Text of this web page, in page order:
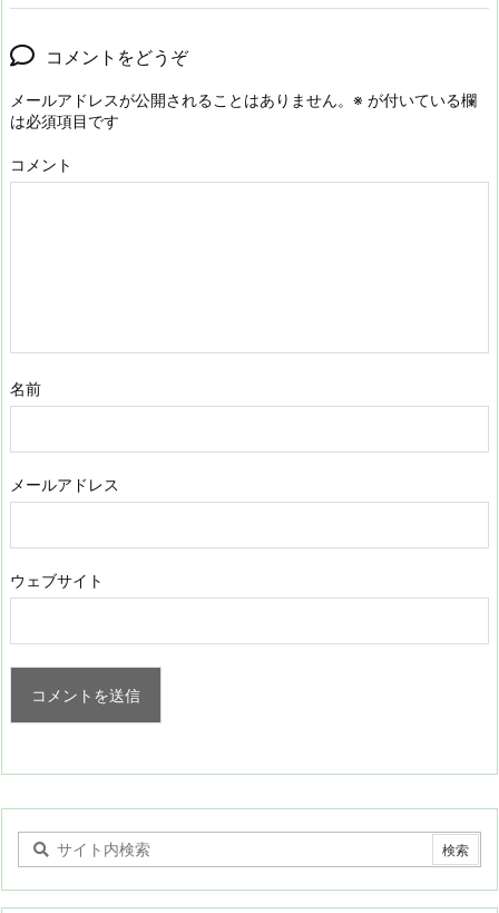
コメントをどうぞ
メールアドレスが公開されることはありません。 ※ が付いている欄
は必須項目です
コメント
名前
メールアドレス
ウェブサイト